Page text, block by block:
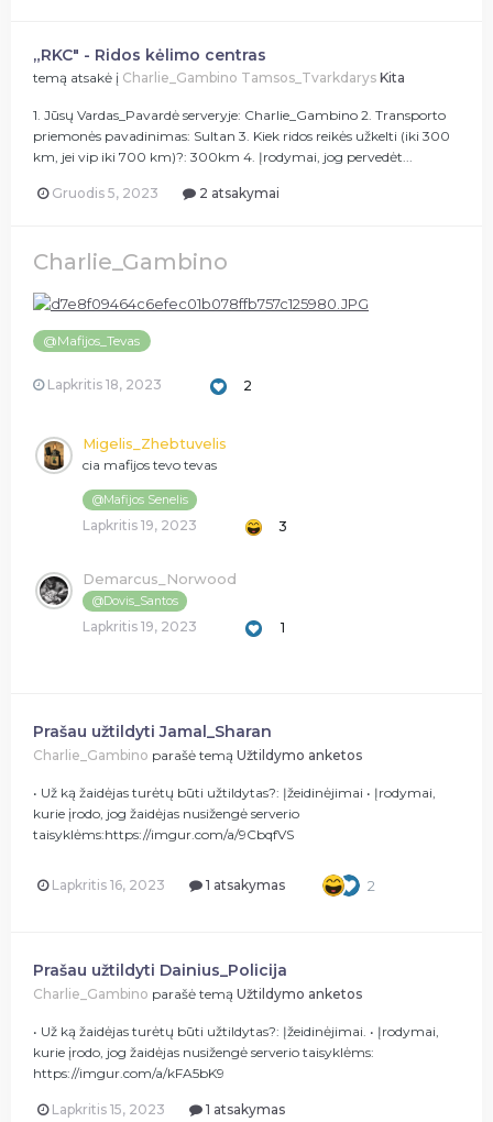
„RKC" - Ridos kėlimo centras
temą atsakė į Charlie_Gambino Tamsos_Tvarkdarys Kita
1. Jūsų Vardas_Pavardė serveryje: Charlie_Gambino 2. Transporto
priemonės pavadinimas: Sultan 3. Kiek ridos reikės užkelti (iki 300
km, jei vip iki 700 km)?: 300km 4. Įrodymai, jog pervedėt...
Gruodis 5, 2023 2 atsakymai
Charlie_Gambino
@Mafijos_Tevas
Lapkritis 18, 2023 2
Migelis_Zhebtuvelis
cia mafijos tevo tevas
@Mafijos Senelis
Lapkritis 19, 2023 3
Demarcus_Norwood
@Dovis_Santos
Lapkritis 19, 2023 1
Prašau užtildyti Jamal_Sharan
Charlie_Gambino parašė temą Užtildymo anketos
• Už ką žaidėjas turėtų būti užtildytas?: Įžeidinėjimai • Įrodymai,
kurie įrodo, jog žaidėjas nusižengė serverio
taisyklėms:https://imgur.com/a/9CbqfVS
Lapkritis 16, 2023 1 atsakymas 2
Prašau užtildyti Dainius_Policija
Charlie_Gambino parašė temą Užtildymo anketos
• Už ką žaidėjas turėtų būti užtildytas?: Įžeidinėjimai. • Įrodymai,
kurie įrodo, jog žaidėjas nusižengė serverio taisyklėms:
https://imgur.com/a/kFA5bK9
Lapkritis 15, 2023 1 atsakymas